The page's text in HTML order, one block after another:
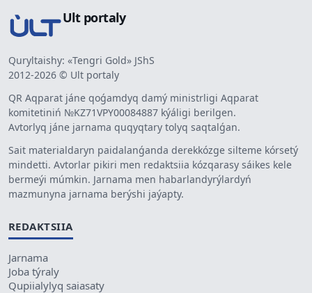
Ult portaly
Quryltaishy: «Tengri Gold» JShS
2012-2026 © Ult portaly
QR Aqparat jáne qoǵamdyq damý ministrligi Aqparat
komitetiniń №KZ71VPY00084887 kýáligi berilgen.
Avtorlyq jáne jarnama quqyqtary tolyq saqtalǵan.
Sait materialdaryn paidalanǵanda derekkózge silteme kórsetý
mindetti. Avtorlar pikiri men redaktsiia kózqarasy sáikes kele
bermeýi múmkin. Jarnama men habarlandyrýlardyń
mazmunyna jarnama berýshi jaýapty.
REDAKTSIIA
Jarnama
Joba týraly
Qupiialylyq saiasaty